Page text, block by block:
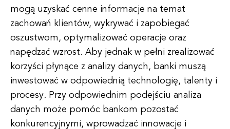
mogą uzyskać cenne informacje na temat
zachowań klientów, wykrywać i zapobiegać
oszustwom, optymalizować operacje oraz
napędzać wzrost. Aby jednak w pełni zrealizować
korzyści płynące z analizy danych, banki muszą
inwestować w odpowiednią technologię, talenty i
procesy. Przy odpowiednim podejściu analiza
danych może pomóc bankom pozostać
konkurencyjnymi, wprowadzać innowacje i